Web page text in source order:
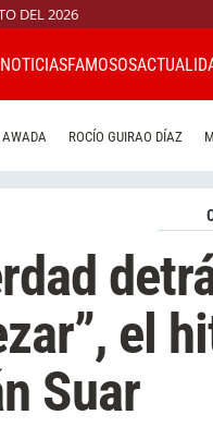
DEL 2026
NOTICIASFAMOSOS
ROCÍO GUIRAO DÍAZ
el
Suar